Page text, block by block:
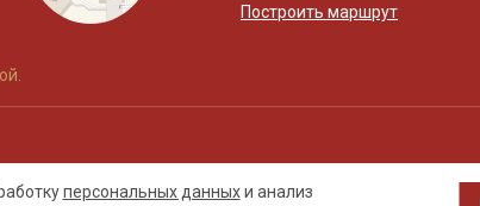
персональных данныхи анализ
Построить маршрут